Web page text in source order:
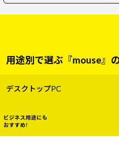
用途別で選ぶ『mouse』
デスクトップPC
ビジネス用途にも
おすすめ!